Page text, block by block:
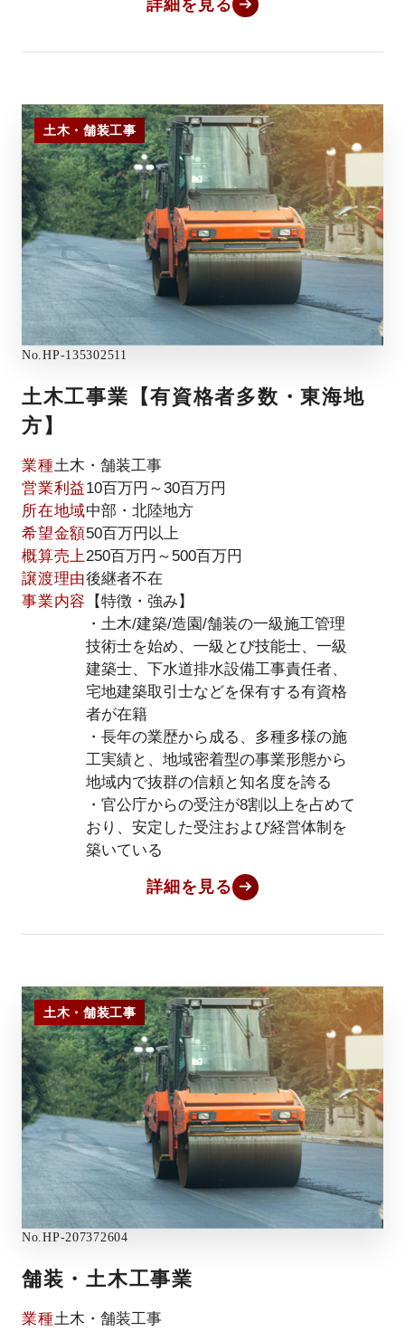
詳細を見る
土木・舗装工事
No.HP-135302511
土木工事業【有資格者多数・東海地
方】
業種土木・舗装工事
営業利益10百万円～30百万円
所在地域中部・北陸地方
希望金額50百万円以上
概算売上 250百万円～500百万円
譲渡理由後継者不在
事業内容
【特徴・強み】
・土木/建築/造園/舗装の一級施工管理
技術士を始め、一級とび技能士、一級
建築士、下水道排水設備工事責任者、
宅地建築取引士などを保有する有資格
者が在籍
・長年の業歴から成る、多種多様の施
工実績と、地域密着型の事業形態から
地域内で抜群の信頼と知名度を誇る
・官公庁からの受注が8割以上を占めて
おり、安定した受注および経営体制を
築いている
詳細を見る
土木・舗装工事
No.HP-207372604
舗装・土木工事業
業種土木・舗装工事